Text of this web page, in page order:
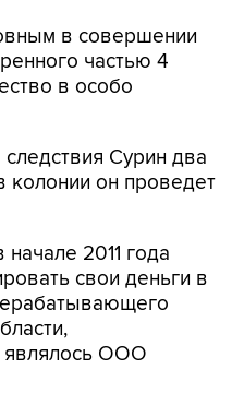
в совершении
частью 4
в особо
Сурин два
колонии он проведет
2011 года
свои деньги в
являлось ООО